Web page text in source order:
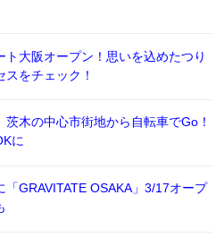
ト大阪オープン！思いを込めたつり
をチェック！
茨木の中心市街地から自転車でGo！
に
「GRAVITATE OSAKA」3/17オープ